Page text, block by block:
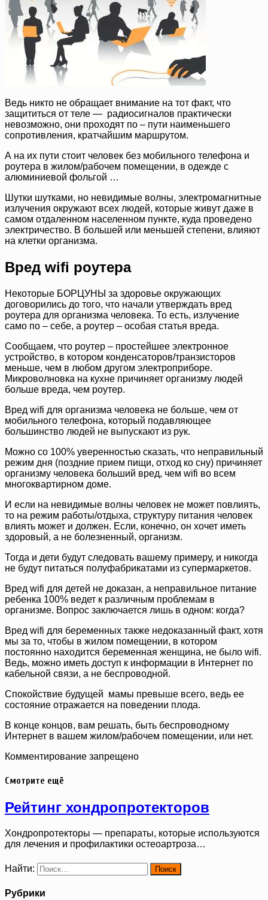
Ведь никто не обращает внимание на тот факт, что
защититься от теле — радиосигналов практически
невозможно, они проходят по – пути наименьшего
сопротивления, кратчайшим маршрутом.
А на их пути стоит человек без мобильного телефона и
роутера в жилом/рабочем помещении, в одежде с
алюминиевой фольгой …
Шутки шутками, но невидимые волны, электромагнитные
излучения окружают всех людей, которые живут даже в
самом отдаленном населенном пункте, куда проведено
электричество. В большей или меньшей степени, влияют
на клетки организма.
Вред wifi роутера
Некоторые БОРЦУНЫ за здоровье окружающих
договорились до того, что начали утверждать вред
роутера для организма человека. То есть, излучение
само по – себе, а роутер – особая статья вреда.
Сообщаем, что роутер – простейшее электронное
устройство, в котором конденсаторов/транзисторов
меньше, чем в любом другом электроприборе.
Микроволновка на кухне причиняет организму людей
больше вреда, чем роутер.
Вред wifi для организма человека не больше, чем от
мобильного телефона, который подавляющее
большинство людей не выпускают из рук.
Можно со 100% уверенностью сказать, что неправильный
режим дня (поздние прием пищи, отход ко сну) причиняет
организму человека больший вред, чем wifi во всем
многоквартирном доме.
И если на невидимые волны человек не может повлиять,
то на режим работы/отдыха, структуру питания человек
влиять может и должен. Если, конечно, он хочет иметь
здоровый, а не болезненный, организм.
Тогда и дети будут следовать вашему примеру, и никогда
не будут питаться полуфабрикатами из супермаркетов.
Вред wifi для детей не доказан, а неправильное питание
ребенка 100% ведет к различным проблемам в
организме. Вопрос заключается лишь в одном: когда?
Вред wifi для беременных также недоказанный факт, хотя
мы за то, чтобы в жилом помещении, в котором
постоянно находится беременная женщина, не было wifi.
Ведь, можно иметь доступ к информации в Интернет по
кабельной связи, а не беспроводной.
Спокойствие будущей мамы превыше всего, ведь ее
состояние отражается на поведении плода.
В конце концов, вам решать, быть беспроводному
Интернет в вашем жилом/рабочем помещении, или нет.
Комментирование запрещено
Смотрите ещё
Рейтинг хондропротекторов
Хондропротекторы — препараты, которые используются
для лечения и профилактики остеоартроза…
Найти:
Рубрики